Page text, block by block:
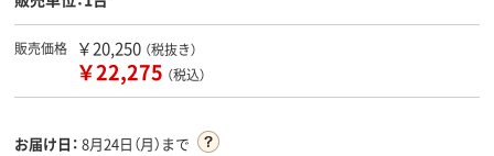
販売価格 ￥20,250 （税抜き）
￥22,275 （税込）
お届け日： 8月24日（月）まで